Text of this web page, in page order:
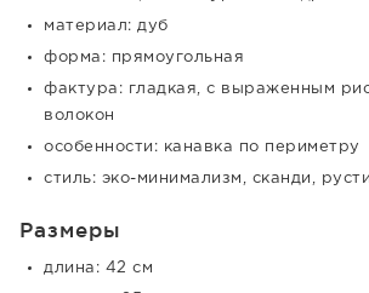
материал: дуб
форма: прямоугольная
фактура: гладкая, с выраженным
волокон
особенности: канавка по периметру
стиль: эко-минимализм, сканди,
Размеры
длина: 42 см